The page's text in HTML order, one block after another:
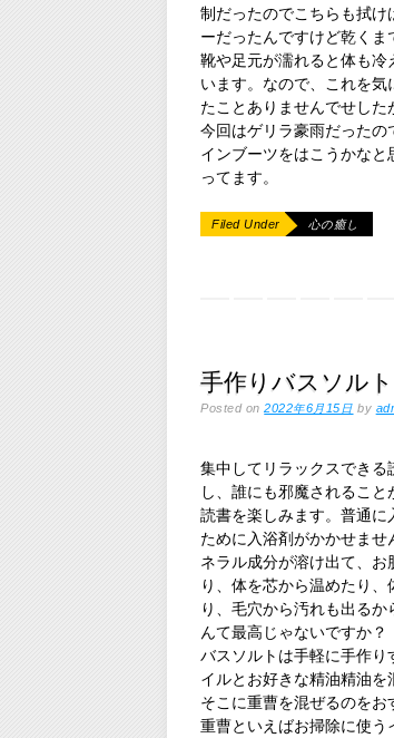
制だったのでこちらも拭
ーだったんですけど乾くま
靴や足元が濡れると体も冷
います。なので、これを
たことありませんでせした
今回はゲリラ豪雨だった
インブーツをはこうかな
ってます。
Filed Under 心の癒し
手作りバスソルト
Posted on2022年6月15日 by
集中してリラックスでき
し、誰にも邪魔されるこ
読書を楽しみます。普通
ために入浴剤がかかせませ
ネラル成分が溶け出て、
り、体を芯から温めたり
り、毛穴から汚れも出る
んて最高じゃないですか？
バスソルトは手軽に手作
イルとお好きな精油精油
そこに重曹を混ぜるのをお
重曹といえばお掃除に使う